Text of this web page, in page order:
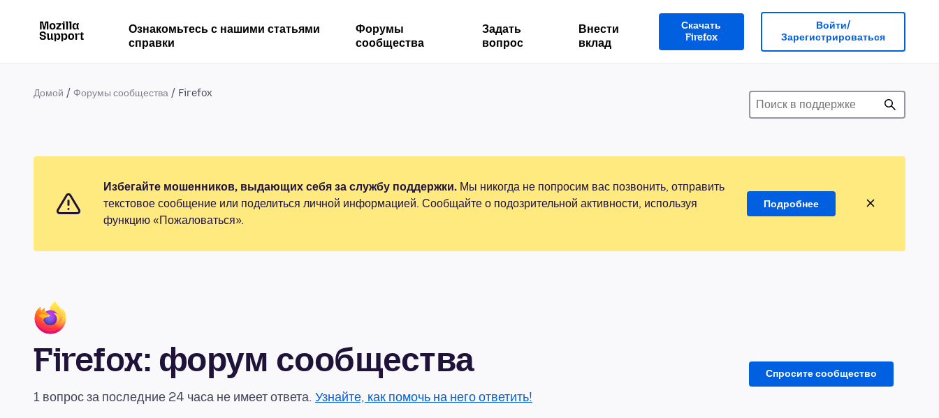
Ознакомьтесь с нашими статьями
справки
Форумы
сообщества
Задать
вопрос
Внести
вклад
Скачать
Firefox
Войти/
Зарегистрироваться
Домой Форумы сообщества Firefox
Избегайте мошенников, выдающих себя за службу поддержки. Мы никогда не попросим вас позвонить, отправить
текстовое сообщение или поделиться личной информацией. Сообщайте о подозрительной активности, используя
функцию «Пожаловаться».
Подробнее
Firefox: форум сообщества
1 вопрос за последние 24 часа не имеет ответа. Узнайте, как помочь на него ответить!
Спросите сообщество